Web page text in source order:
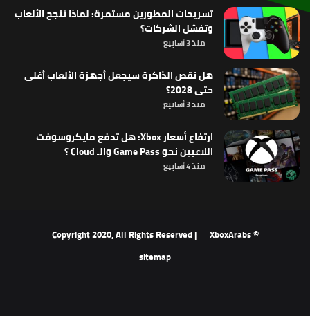
تسريحات المطورين مستمرة: لماذا تنجح الألعاب
وتفشل الشركات؟
منذ 3 أسابيع
هل نقص الذاكرة سيجعل أجهزة الألعاب أغلى
حتى 2028؟
منذ 3 أسابيع
ارتفاع أسعار Xbox: هل تدفع مايكروسوفت
اللاعبين نحو Game Pass والـ Cloud ؟
منذ 4 أسابيع
© Copyright 2020, All Rights Reserved |
XboxArabs
sitemap